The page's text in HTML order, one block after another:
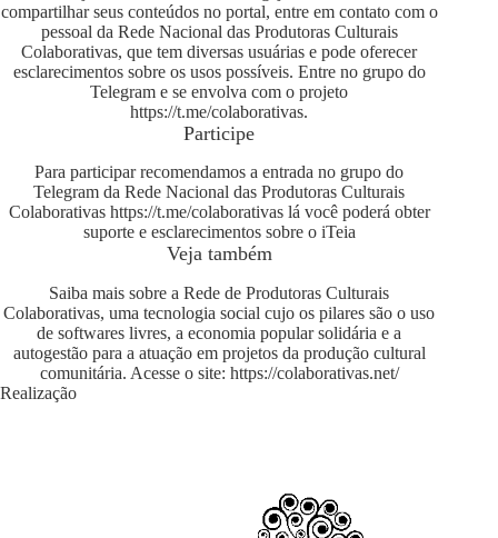
compartilhar seus conteúdos no portal, entre em contato com o
pessoal da Rede Nacional das Produtoras Culturais
Colaborativas, que tem diversas usuárias e pode oferecer
esclarecimentos sobre os usos possíveis. Entre no grupo do
Telegram e se envolva com o projeto
https://t.me/colaborativas.
Participe
Para participar recomendamos a entrada no grupo do
Telegram da Rede Nacional das Produtoras Culturais
Colaborativas https://t.me/colaborativaslá você poderá obter
suporte e esclarecimentos sobre o iTeia
Veja também
Saiba mais sobre a Rede de Produtoras Culturais
Colaborativas, uma tecnologia social cujo os pilares são o uso
de softwares livres, a economia popular solidária e a
autogestão para a atuação em projetos da produção cultural
comunitária. Acesse o site: https://colaborativas.net/
Realização